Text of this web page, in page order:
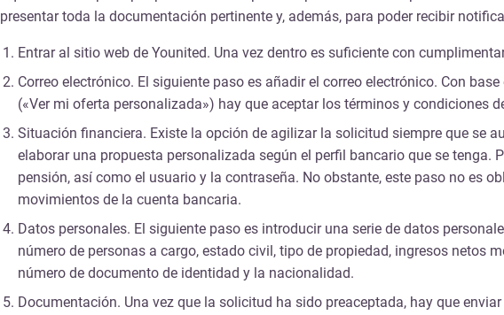
presentar toda la documentación pertinente y, además, para poder recibir
Entrar al sitio web de Younited. Una vez dentro es suficiente con
Correo electrónico. El siguiente paso es añadir el correo electrónico. Con
(«Ver mi oferta personalizada») hay que aceptar los términos y condiciones
Situación financiera. Existe la opción de agilizar la solicitud siempre que se
elaborar una propuesta personalizada según el perfil bancario que se
pensión, así como el usuario y la contraseña. No obstante, este paso no es
movimientos de la cuenta bancaria.
Datos personales. El siguiente paso es introducir una serie de datos
número de personas a cargo, estado civil, tipo de propiedad, ingresos netos
número de documento de identidad y la nacionalidad.
Documentación. Una vez que la solicitud ha sido preaceptada, hay que